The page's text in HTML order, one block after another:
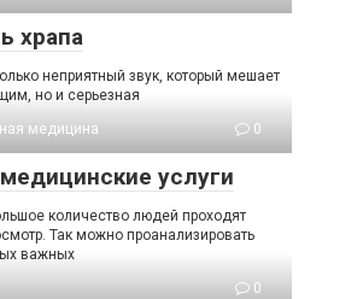
храпа
неприятный звук, который мешает
но и серьезная
медицина
0
услуги
количество людей проходят
Так можно проанализировать
важных
0